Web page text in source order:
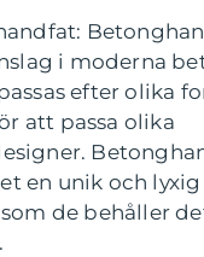
i moderna
efter olika
att passa olika
en unik och
de behåller